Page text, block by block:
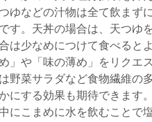
ゆなどの汁物は全て飲まず
す。天丼の場合は、天つゆ
は少なめにつけて食べると
」や「味の薄め」をリクエ
野菜サラダなど食物繊維の
にする効果も期待できます
にこまめに水を飲むことで